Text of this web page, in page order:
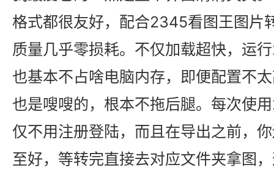
格式都很友好，配合2345看图王图片
质量几乎零损耗。不仅加载超快，运
也基本不占啥电脑内存，即便配置不
也是嗖嗖的，根本不拖后腿。每次使
仅不用注册登陆，而且在导出之前，
至好，等转完直接去对应文件夹拿图